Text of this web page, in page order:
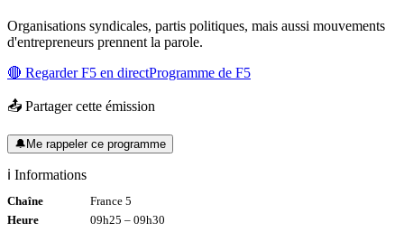
Organisations syndicales, partis politiques, mais aussi mouvements
d'entrepreneurs prennent la parole.
🔴 RegarderF5 en directProgramme de F5
📤 Partager cette émission
🔔Me rappeler ce programme
ℹ️ Informations
Chaîne
France 5
Heure
09h25 – 09h30